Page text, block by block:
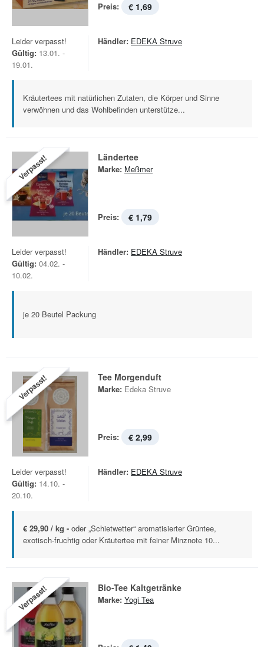
Preis: € 1,69
Leider verpasst!
Gültig: 13.01. -
19.01.
Händler: EDEKA Struve
Kräutertees mit natürlichen Zutaten, die Körper und Sinne
verwöhnen und das Wohlbefinden unterstütze...
Verpasst! Ländertee
Marke: Meßmer
Preis: € 1,79
Leider verpasst!
Gültig: 04.02. -
10.02.
Händler: EDEKA Struve
je 20 Beutel Packung
Verpasst! Tee Morgenduft
Marke: Edeka Struve
Preis: € 2,99
Leider verpasst!
Gültig: 14.10. -
20.10.
Händler: EDEKA Struve
€ 29,90 / kg - oder „Schietwetter“ aromatisierter Grüntee,
exotisch-fruchtig oder Kräutertee mit feiner Minznote 10...
Verpasst! Bio-Tee Kaltgetränke
Marke: Yogi Tea